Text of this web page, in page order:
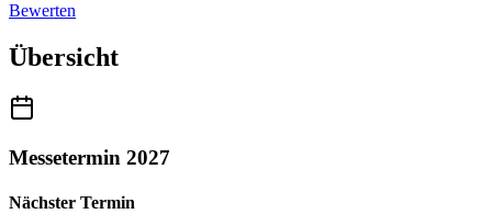
Bewerten
Übersicht
Messetermin 2027
Nächster Termin